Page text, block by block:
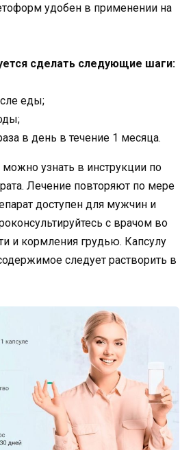
удобен в применении на
сделать следующие шаги:
еды;
в день в течение 1 месяца.
узнать в инструкции по
Лечение повторяют по мере
доступен для мужчин и
с врачом во
и кормления грудью. Капсулу
следует растворить в